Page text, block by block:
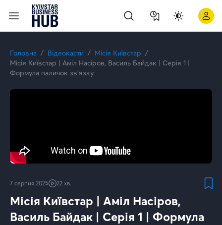
Головна Відеокасти
Місія Київстар
Місія Київстар | Аміл Насіров, Василь Байдак | Серія 1 |
Формула паличок зв’язку
7 серпня 2025 22 хв.
Місія Київстар | Аміл Насіров,
Василь Байдак | Серія 1 | Формула
Місія Київстар | Аміл Насіров, Василь Байдак | Серія 5 |